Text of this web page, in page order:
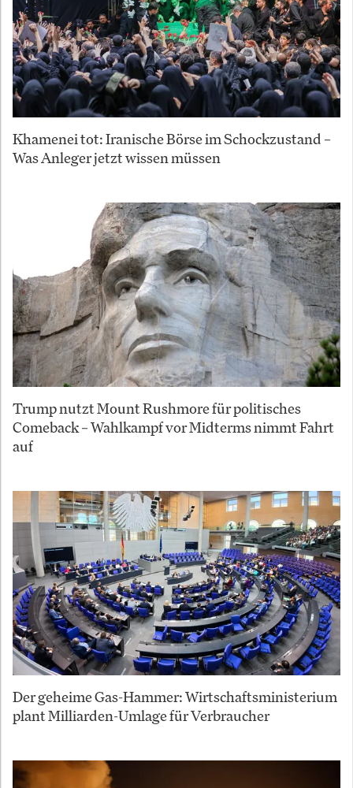
Khamenei tot: Iranische Börse im Schockzustand –
Was Anleger jetzt wissen müssen
Trump nutzt Mount Rushmore für politisches
Comeback – Wahlkampf vor Midterms nimmt Fahrt
auf
Der geheime Gas-Hammer: Wirtschaftsministerium
plant Milliarden-Umlage für Verbraucher